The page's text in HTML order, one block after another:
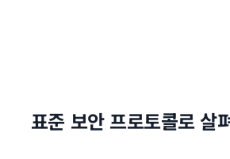
PORTFOLIO
표준 보안 프로토콜로 살